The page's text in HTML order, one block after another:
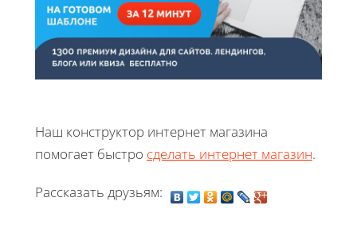
Наш конструктор интернет магазина
помогает быстро сделать интернет магазин.
Рассказать друзьям: